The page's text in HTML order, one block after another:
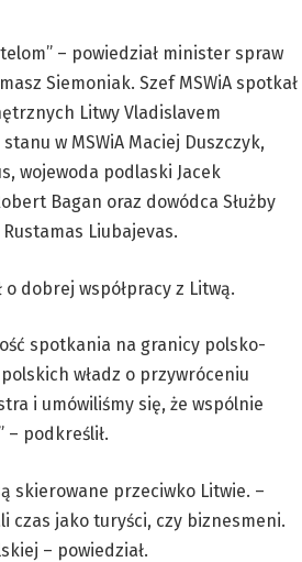
– powiedział minister spraw
Siemoniak. Szef MSWiA spotkał
Litwy Vladislavem
w MSWiA Maciej Duszczyk,
wojewoda podlaski Jacek
Bagan oraz dowódca Służby
Liubajevas.
dobrej współpracy z Litwą.
spotkania na granicy polsko-
władz o przywróceniu
i umówiliśmy się, że wspólnie
podkreślił.
skierowane przeciwko Litwie. –
czas jako turyści, czy biznesmeni.
– powiedział.